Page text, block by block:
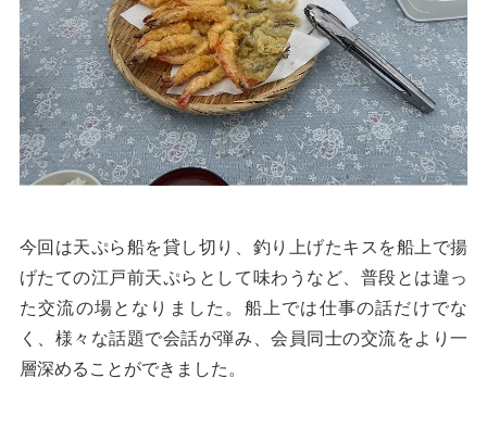
今回は天ぷら船を貸し切り、釣り上げたキスを船上で揚
げたての江戸前天ぷらとして味わうなど、普段とは違っ
た交流の場となりました。船上では仕事の話だけでな
く、様々な話題で会話が弾み、会員同士の交流をより一
層深めることができました。